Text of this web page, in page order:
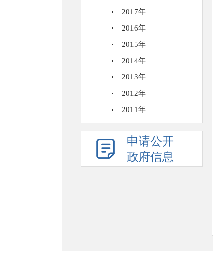
2017年
2016年
2015年
2014年
2013年
2012年
2011年
申请公开
政府信息